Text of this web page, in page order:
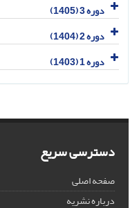
دوره 3 (1405)
دوره 2 (1404)
دوره 1 (1403)
دسترسی سریع
صفحه اصلی
درباره نشریه